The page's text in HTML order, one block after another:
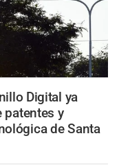
Digital ya
patentes y
de Santa